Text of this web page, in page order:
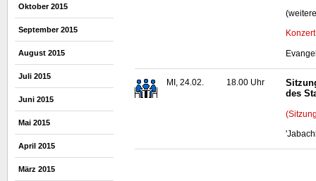
Oktober 2015
September 2015
August 2015
Juli 2015
Juni 2015
Mai 2015
April 2015
März 2015
MI, 24.02. 18.00 Uhr
des